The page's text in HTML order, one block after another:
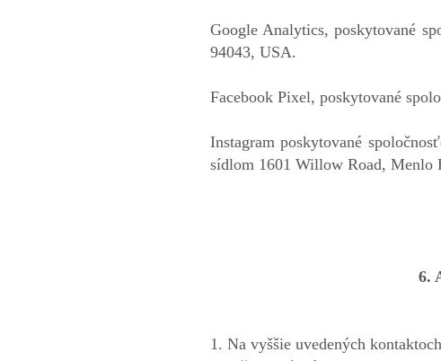
Google Analytics, poskytované
94043, USA.
Facebook Pixel, poskytované
Instagram poskytované
sídlom 1601 Willow Road, Menlo
6.
1. Na vyššie uvedených